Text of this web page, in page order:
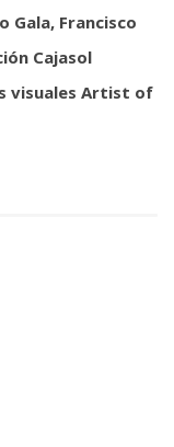
Gala, Francisco
Cajasol
visuales Artist of